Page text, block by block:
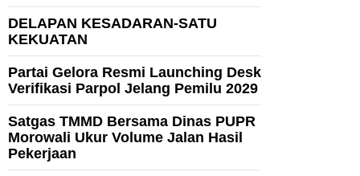
DELAPAN KESADARAN-SATU
KEKUATAN
Partai Gelora Resmi Launching Desk
Verifikasi Parpol Jelang Pemilu 2029
Satgas TMMD Bersama Dinas PUPR
Morowali Ukur Volume Jalan Hasil
Pekerjaan